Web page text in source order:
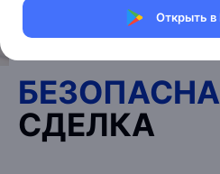
Открыть в
СДЕЛКА